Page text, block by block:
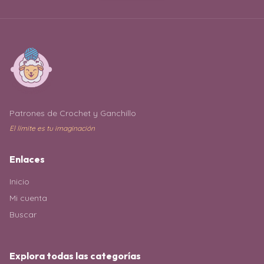
Patrones de Crochet y Ganchillo
El límite es tu imaginación
Enlaces
Inicio
Mi cuenta
Buscar
Explora todas las categorías